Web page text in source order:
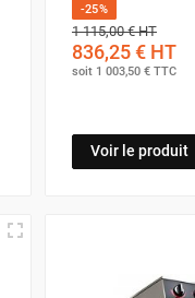
-25%
1 115,00 €HT
836,25 €HT
soit 1 003,50 €TTC
Voir le produit